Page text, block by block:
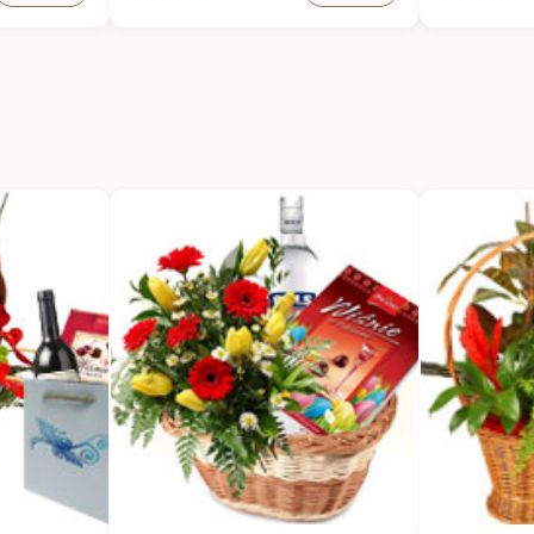
i
Orzechy laskowe w worku z juty,
Francuskie mini krakersy z
dodatkiem pesto i parmezanu, 90
g
Naturalna pasta z bakłażana z
czosnkiem i chili, 200 g
Naturalna czekolada gorzka z
dodatkiem karmelizowanej
zielonej herbaty i trawy
żubrówkowej z cukierni Mistrza
Polski w cukiernictwie Mirosława
pomidorów
pieczywa i
Kurka
klasyczny,
idealny do
przekąsek.
Pasztet z